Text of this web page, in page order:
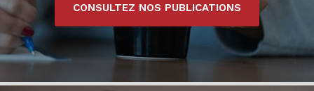
CONSULTEZ NOS PUBLICATIONS